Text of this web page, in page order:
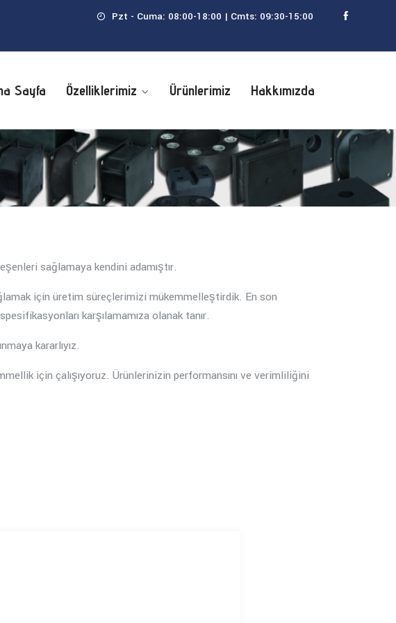
Pzt - Cuma: 08:00-18:00 | Cmts: 09:30-15:00
Sayfa Özelliklerimiz Ürünlerimiz Hakkımızda
sağlamaya kendini adamıştır.
için üretim süreçlerimizi mükemmelleştirdik. En son
karşılamamıza olanak tanır.
kararlıyız.
için çalışıyoruz. Ürünlerinizin performansını ve verimliliğini